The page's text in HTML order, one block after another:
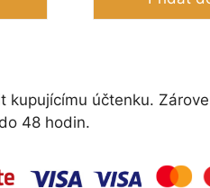
účtenku.
48 hodin.